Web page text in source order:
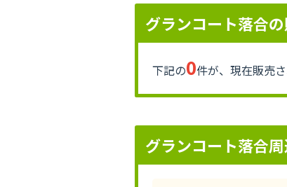
グランコート落合
下記の0件が、現在販売さ
グランコート落合